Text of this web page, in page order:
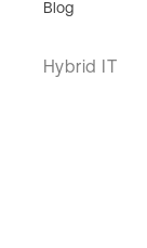
Blog
Hybrid IT